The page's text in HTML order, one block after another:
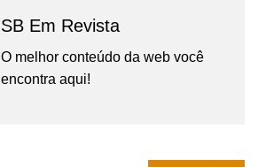
SB Em Revista
O melhor conteúdo da web você
encontra aqui!